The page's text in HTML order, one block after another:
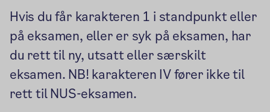
Hvis du får karakteren 1 i standpunkt eller
på eksamen, eller er syk på eksamen, har
du rett til ny, utsatt eller særskilt
eksamen. NB! karakteren IV fører ikke til
rett til NUS-eksamen.